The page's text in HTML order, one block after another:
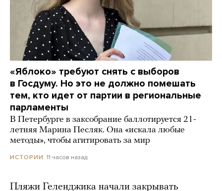
«Яблоко» требуют снять с выборов
в Госдуму. Но это не должно помешать
тем, кто идет от партии в региональные
парламенты
В Петербурге в заксобрание баллотируется 21-
летняя Марина Песляк. Она «искала любые
методы», чтобы агитировать за мир
ИСТОРИИ 11 часов назад
Пляжи Геленджика начали закрывать